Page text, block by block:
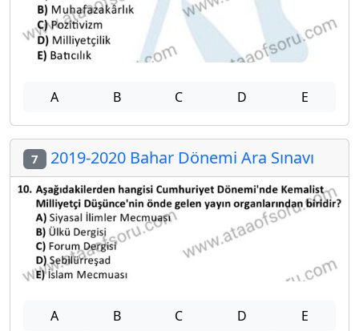
A B C D E
7 2019-2020 Bahar Dönemi Ara Sınavı
A B C D E